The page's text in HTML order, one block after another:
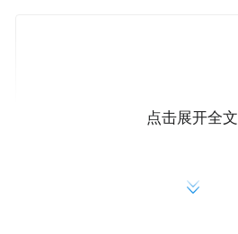
点击展开全文